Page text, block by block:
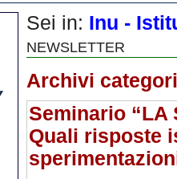
Sei in: Inu -
NEWSLETTER
Archivi
Seminario “LA
Quali risposte